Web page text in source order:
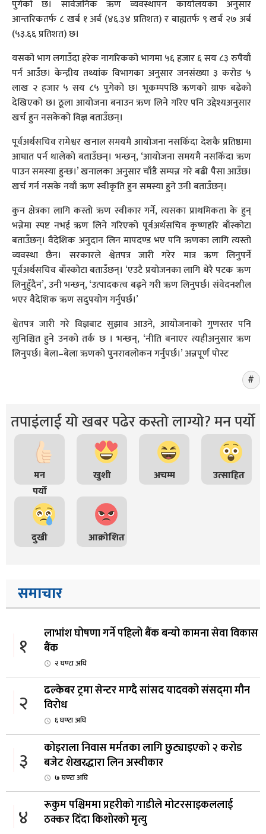
पुगेको छ। सार्वजनिक ऋण व्यवस्थापन कार्यालयका अनुसार
आन्तरिकतर्फ ८ खर्ब १ अर्ब (४६.३४ प्रतिशत) र बाह्यतर्फ ९ खर्ब २७ अर्ब
(५३.६६ प्रतिशत) छ।
यसको भाग लगाउँदा हरेक नागरिकको भागमा ५६ हजार ६ सय ८३ रुपैयाँ
पर्न आउँछ। केन्द्रीय तथ्यांक विभागका अनुसार जनसंख्या ३ करोड ५
लाख २ हजार ५ सय ८५ पुगेको छ। भूकम्पपछि ऋणको ग्राफ बढेको
देखिएको छ। ठूला आयोजना बनाउन ऋण लिने गरिए पनि उद्देश्यअनुसार
खर्च हुन नसकेको विज्ञ बताउँछन्।
पूर्वअर्थसचिव रामेश्वर खनाल समयमै आयोजना नसकिँदा देशकै प्रतिष्ठामा
आघात पर्न थालेको बताउँछन्। भन्छन्, ‘आयोजना समयमै नसकिँदा ऋण
पाउन समस्या हुन्छ।’ खनालका अनुसार चाँडै सम्पन्न गरे बढी पैसा आउँछ।
खर्च गर्न नसके नयाँ ऋण स्वीकृति हुन समस्या हुने उनी बताउँछन्।
कुन क्षेत्रका लागि कस्तो ऋण स्वीकार गर्ने, त्यसका प्राथमिकता के हुन्
भन्नेमा स्पष्ट नभई ऋण लिने गरिएको पूर्वअर्थसचिव कृष्णहरि बाँस्कोटा
बताउँछन्। वैदेशिक अनुदान लिन मापदण्ड भए पनि ऋणका लागि त्यस्तो
व्यवस्था छैन। सरकारले श्वेतपत्र जारी गरेर मात्र ऋण लिनुपर्ने
पूर्वअर्थसचिव बाँस्कोटा बताउँछन्। ‘एउटै प्रयोजनका लागि धेरै पटक ऋण
लिनुहुँदैन’, उनी भन्छन्, ‘उत्पादकत्व बढ्ने गरी ऋण लिनुपर्छ। संवेदनशील
भएर वैदेशिक ऋण सदुपयोग गर्नुपर्छ।’
श्वेतपत्र जारी गरे विज्ञबाट सुझाव आउने, आयोजनाको गुणस्तर पनि
सुनिश्चित हुने उनको तर्क छ । भन्छन्, ‘नीति बनाएर त्यहीअनुसार ऋण
लिनुपर्छ। बेला–बेला ऋणको पुनरावलोकन गर्नुपर्छ।’ अन्नपूर्ण पोस्ट
तपाइंलाई यो खबर पढेर कस्तो लाग्यो? मन पर्यो
मन
पर्यो
खुशी अचम्म उत्साहित
दुखी आक्रोशित
समाचार
१
लाभांश घोषणा गर्ने पहिलो बैंक बन्यो कामना सेवा विकास
बैंक
२ घण्टा अघि
२
ढल्केबर ट्रमा सेन्टर माग्दै सांसद यादवको संसद्‌मा मौन
विरोध
६ घण्टा अघि
३
कोइराला निवास मर्मतका लागि छुट्याइएको २ करोड
बजेट शेखरद्धारा लिन अस्वीकार
७ घण्टा अघि
४
रूकुम पश्चिममा प्रहरीको गाडीले मोटरसाइकललाई
ठक्कर दिँदा किशोरको मृत्यु